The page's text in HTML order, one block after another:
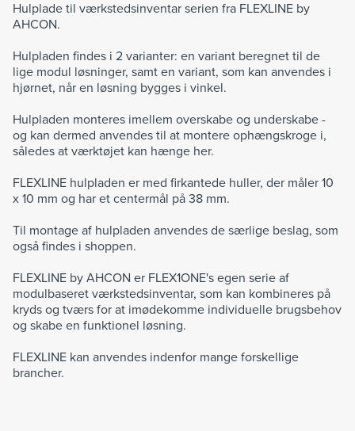
Hulplade til værkstedsinventar serien fra FLEXLINE by
AHCON.
Hulpladen findes i 2 varianter: en variant beregnet til de
lige modul løsninger, samt en variant, som kan anvendes i
hjørnet, når en løsning bygges i vinkel.
Hulpladen monteres imellem overskabe og underskabe -
og kan dermed anvendes til at montere ophængskroge i,
således at værktøjet kan hænge her.
FLEXLINE hulpladen er med firkantede huller, der måler 10
x 10 mm og har et centermål på 38 mm.
Til montage af hulpladen anvendes de særlige beslag, som
også findes i shoppen.
FLEXLINE by AHCON er FLEX1ONE's egen serie af
modulbaseret værkstedsinventar, som kan kombineres på
kryds og tværs for at imødekomme individuelle brugsbehov
og skabe en funktionel løsning.
FLEXLINE kan anvendes indenfor mange forskellige
brancher.